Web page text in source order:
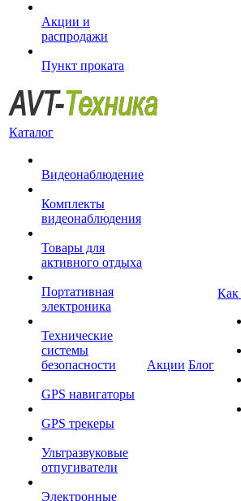
Акции и
распродажи
Пункт проката
Каталог
Видеонаблюдение
Комплекты
видеонаблюдения
Товары для
активного отдыха
Портативная
электроника
Технические
системы
безопасности
GPS навигаторы
GPS трекеры
Ультразвуковые
отпугиватели
Электронные
Акции Блог
Как